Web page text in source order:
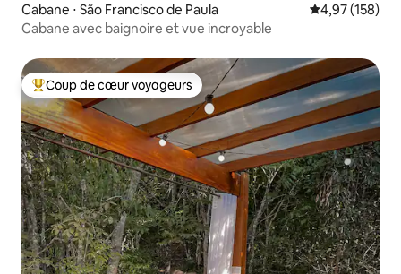
Cabane ⋅ São Francisco de Paula Évaluation
4,97 (158)
Cabane avec baignoire et vue incroyable
Coups de cœur voyageurs les plus appréciés
Coup de cœur voyageurs